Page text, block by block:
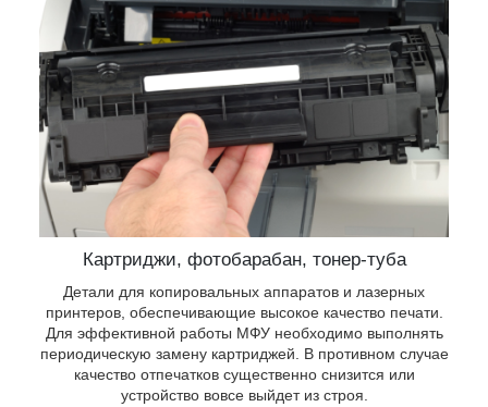
Картриджи, фотобарабан, тонер-туба
Детали для копировальных аппаратов и лазерных
принтеров, обеспечивающие высокое качество печати.
Для эффективной работы МФУ необходимо выполнять
периодическую замену картриджей. В противном случае
качество отпечатков существенно снизится или
устройство вовсе выйдет из строя.